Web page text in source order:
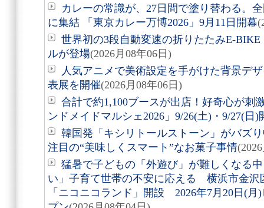
カレーの常識が、27日間で塗り替わる。
に集結 「東京カレー万博2026」9月11日開幕
世界初の3段自動変速の折りたたみE-
ルが登場(2026月08年06日)
人気アニメで美術設定を手がけた背景デ
表展を開催(2026月08年06日)
合計で約1,100ブースが出店！好奇心が
ンドメイドマルシェ2026」9/26(土)・9/27(日)
韓国発「キシリトールストーン」がバズ
注目の“美味しくスマート”なお菓子事情
猛暑で子どもの「外遊び」が難しくなる
い」子育て世帯の不安に応える 横浜市金沢
「ニコニコランド」開設 2026年7月20日(